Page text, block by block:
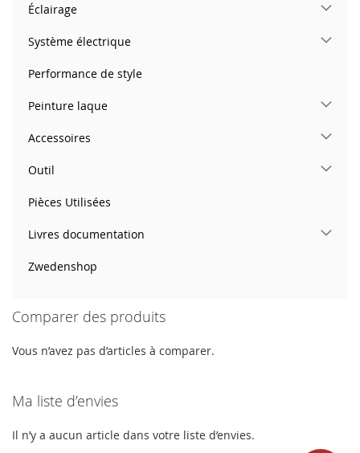
Éclairage
Système électrique
Performance de style
Peinture laque
Accessoires
Outil
Pièces Utilisées
Livres documentation
Zwedenshop
Comparer des produits
Vous n’avez pas d’articles à comparer.
Ma liste d’envies
Il n’y a aucun article dans votre liste d’envies.